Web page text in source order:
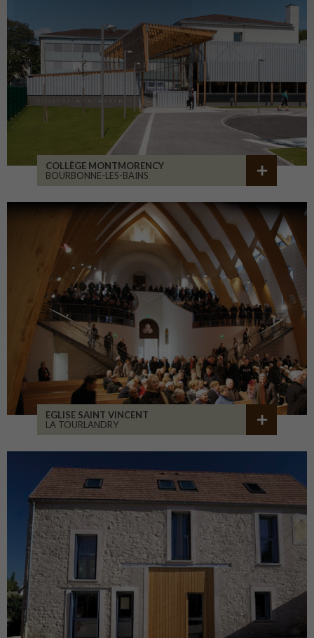
COLLÈGE MONTMORENCY
BOURBONNE-LES-BAINS
EGLISE SAINT VINCENT
LA TOURLANDRY